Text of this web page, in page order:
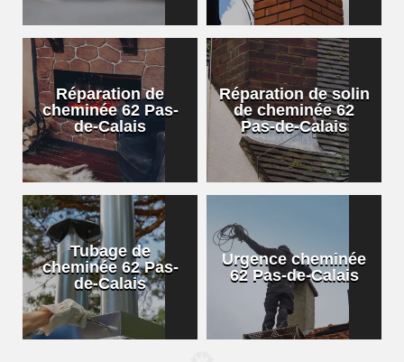
Réparation de
cheminée 62 Pas-
de-Calais
Réparation de solin
de cheminée 62
Pas-de-Calais
Tubage de
cheminée 62 Pas-
de-Calais
Urgence cheminée
62 Pas-de-Calais